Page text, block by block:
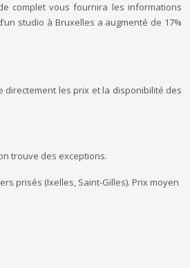
complet vous fournira les informations
studio à Bruxelles a augmenté de 17%
directement les prix et la disponibilité des
trouve des exceptions.
prisés (Ixelles, Saint-Gilles). Prix moyen